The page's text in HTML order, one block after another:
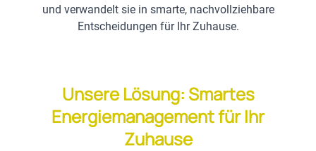
und verwandelt sie in smarte, nachvollziehbare
Entscheidungen für Ihr Zuhause.
Unsere Lösung: Smartes
Energiemanagement für Ihr
Zuhause